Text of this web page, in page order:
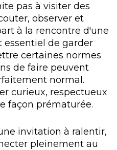
pas à visiter des
observer et
à la rencontre d'une
essentiel de garder
certaines normes
de faire peuvent
normal.
curieux, respectueux
façon prématurée.
invitation à ralentir,
pleinement au